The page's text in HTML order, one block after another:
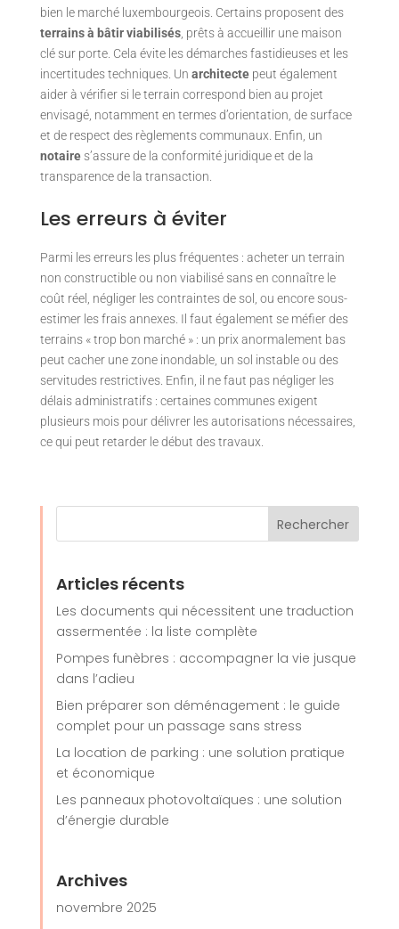
bien le marché luxembourgeois. Certains proposent des
terrains à bâtir viabilisés, prêts à accueillir une maison
clé sur porte. Cela évite les démarches fastidieuses et les
incertitudes techniques. Un architectepeut également
aider à vérifier si le terrain correspond bien au projet
envisagé, notamment en termes d’orientation, de surface
et de respect des règlements communaux. Enfin, un
notaires’assure de la conformité juridique et de la
transparence de la transaction.
Les erreurs à éviter
Parmi les erreurs les plus fréquentes : acheter un terrain
non constructible ou non viabilisé sans en connaître le
coût réel, négliger les contraintes de sol, ou encore sous-
estimer les frais annexes. Il faut également se méfier des
terrains « trop bon marché » : un prix anormalement bas
peut cacher une zone inondable, un sol instable ou des
servitudes restrictives. Enfin, il ne faut pas négliger les
délais administratifs : certaines communes exigent
plusieurs mois pour délivrer les autorisations nécessaires,
ce qui peut retarder le début des travaux.
Articles récents
Les documents qui nécessitent une traduction
assermentée : la liste complète
Pompes funèbres : accompagner la vie jusque
dans l’adieu
Bien préparer son déménagement : le guide
complet pour un passage sans stress
La location de parking : une solution pratique
et économique
Les panneaux photovoltaïques : une solution
d’énergie durable
Archives
novembre 2025